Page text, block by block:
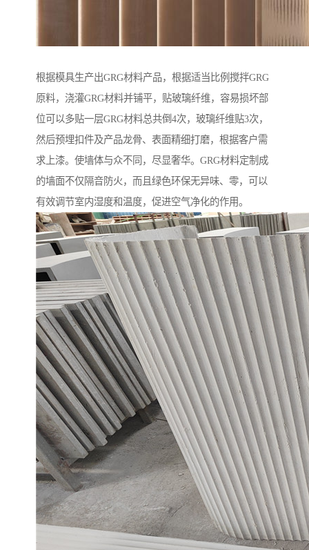
根据模具生产出GRG材料产品，根据适当比例搅拌GRG
原料，浇灌GRG材料并铺平，贴玻璃纤维，容易损坏部
位可以多贴一层GRG材料总共倒4次，玻璃纤维贴3次，
然后预埋扣件及产品龙骨、表面精细打磨，根据客户需
求上漆。使墙体与众不同，尽显奢华。GRG材料定制成
的墙面不仅隔音防火，而且绿色环保无异味、零，可以
有效调节室内湿度和温度，促进空气净化的作用。